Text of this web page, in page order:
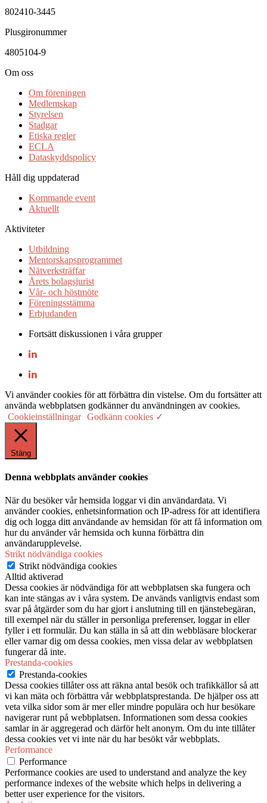
802410-3445
Plusgironummer
4805104-9
Om oss
Om föreningen
Medlemskap
Styrelsen
Stadgar
Etiska regler
ECLA
Dataskyddspolicy
Håll dig uppdaterad
Kommande event
Aktuellt
Aktiviteter
Utbildning
Mentorskapsprogrammet
Nätverksträffar
Årets bolagsjurist
Vår- och höstmöte
Föreningsstämma
Erbjudanden
Fortsätt diskussionen i våra grupper
Vi använder cookies för att förbättra din vistelse. Om du fortsätter att
använda webbplatsen godkänner du användningen av cookies.
Cookieinställningar Godkänn cookies ✓
Stäng
Denna webbplats använder cookies
När du besöker vår hemsida loggar vi din användardata. Vi
använder cookies, enhetsinformation och IP-adress för att identifiera
dig och logga ditt användande av hemsidan för att få information om
hur du använder vår hemsida och kunna förbättra din
användarupplevelse.
Strikt nödvändiga cookies
Strikt nödvändiga cookies
Alltid aktiverad
Dessa cookies är nödvändiga för att webbplatsen ska fungera och
kan inte stängas av i våra system. De används vanligtvis endast som
svar på åtgärder som du har gjort i anslutning till en tjänstebegäran,
till exempel när du ställer in personliga preferenser, loggar in eller
fyller i ett formulär. Du kan ställa in så att din webbläsare blockerar
eller varnar dig om dessa cookies, men vissa delar av webbplatsen
fungerar då inte.
Prestanda-cookies
Prestanda-cookies
Dessa cookies tillåter oss att räkna antal besök och trafikkällor så att
vi kan mäta och förbättra vår webbplatsprestanda. De hjälper oss att
veta vilka sidor som är mer eller mindre populära och hur besökare
navigerar runt på webbplatsen. Informationen som dessa cookies
samlar in är aggregerad och därför helt anonym. Om du inte tillåter
dessa cookies vet vi inte när du har besökt vår webbplats.
Performance
Performance
Performance cookies are used to understand and analyze the key
performance indexes of the website which helps in delivering a
better user experience for the visitors.